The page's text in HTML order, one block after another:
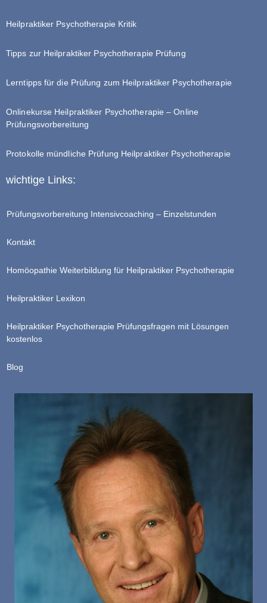
Heilpraktiker Psychotherapie Kritik
Tipps zur Heilpraktiker Psychotherapie Prüfung
Lerntipps für die Prüfung zum Heilpraktiker Psychotherapie
Onlinekurse Heilpraktiker Psychotherapie – Online
Prüfungsvorbereitung
Protokolle mündliche Prüfung Heilpraktiker Psychotherapie
wichtige Links:
Prüfungsvorbereitung Intensivcoaching – Einzelstunden
Kontakt
Homöopathie Weiterbildung für Heilpraktiker Psychotherapie
Heilpraktiker Lexikon
Heilpraktiker Psychotherapie Prüfungsfragen mit Lösungen
kostenlos
Blog